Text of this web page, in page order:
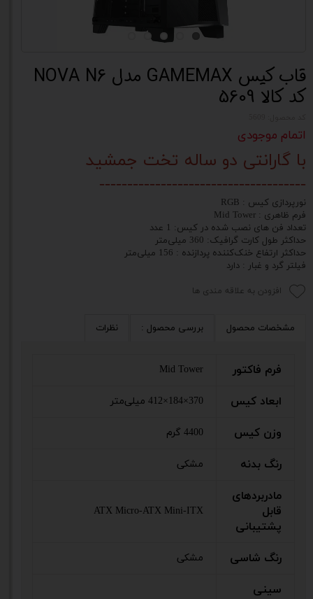
قاب کیس GAMEMAX مدل NOVA N6
کد کالا 5609
اتمام موجودی
با گارانتی دو ساله تخت جمشید
-------------------------------------
نورپردازی کیس : RGB
فرم ظاهری : Mid Tower
تعداد فن های نصب شده در کیس: 1 عدد
حداکثر طول کارت گرافیک: 360 میلی‌متر
حداکثر ارتفاع خنک‌کننده پردازنده : 156 میلی‌متر
فیلتر گرد و غبار : دارد
افزودن به علاقه مندی ها
مشخصات محصول بررسی محصول : نظرات
فرم فاکتور Mid Tower
ابعاد کیس 370×184×412 میلی‌متر
وزن کیس 4400 گرم
رنگ بدنه مشکی
مادربردهای
قابل
پشتیبانی
ATX Micro-ATX Mini-ITX
رنگ شاسی مشکی
سینی